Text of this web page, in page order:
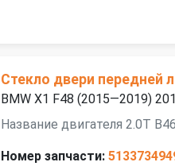
Стекло двери передней
BMW X1 F48 (2015—2019)
Название двигателя 2.0T B46
Номер запчасти: